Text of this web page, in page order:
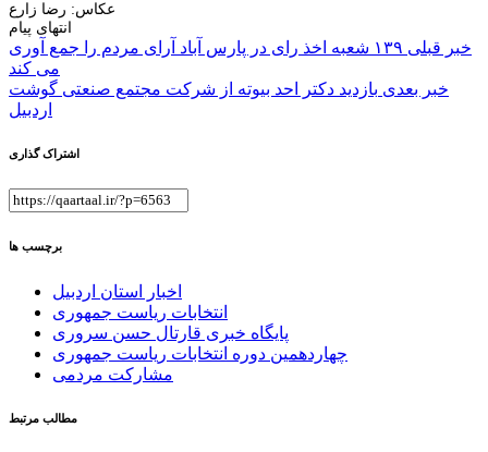
عکاس: رضا زارع
انتهای پیام
راهبری
نوشته
خبر قبلی
۱۳۹ شعبه اخذ رای در پارس آباد آرای مردم را جمع آوری
می کند
خبر بعدی بازدید دکتر احد بیوته از شرکت مجتمع صنعتی گوشت
اردبیل
اشتراک گذاری
برچسب ها
اخبار استان اردبیل
انتخابات ریاست جمهوری
پایگاه خبری قارتال حسن سروری
چهاردهمین دوره انتخابات ریاست جمهوری
مشارکت مردمی
مطالب مرتبط